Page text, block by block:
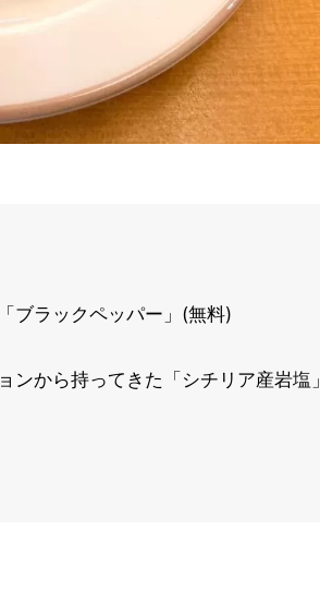
ブラックペッパー」(無料)
ンから持ってきた「シチリア産岩塩」